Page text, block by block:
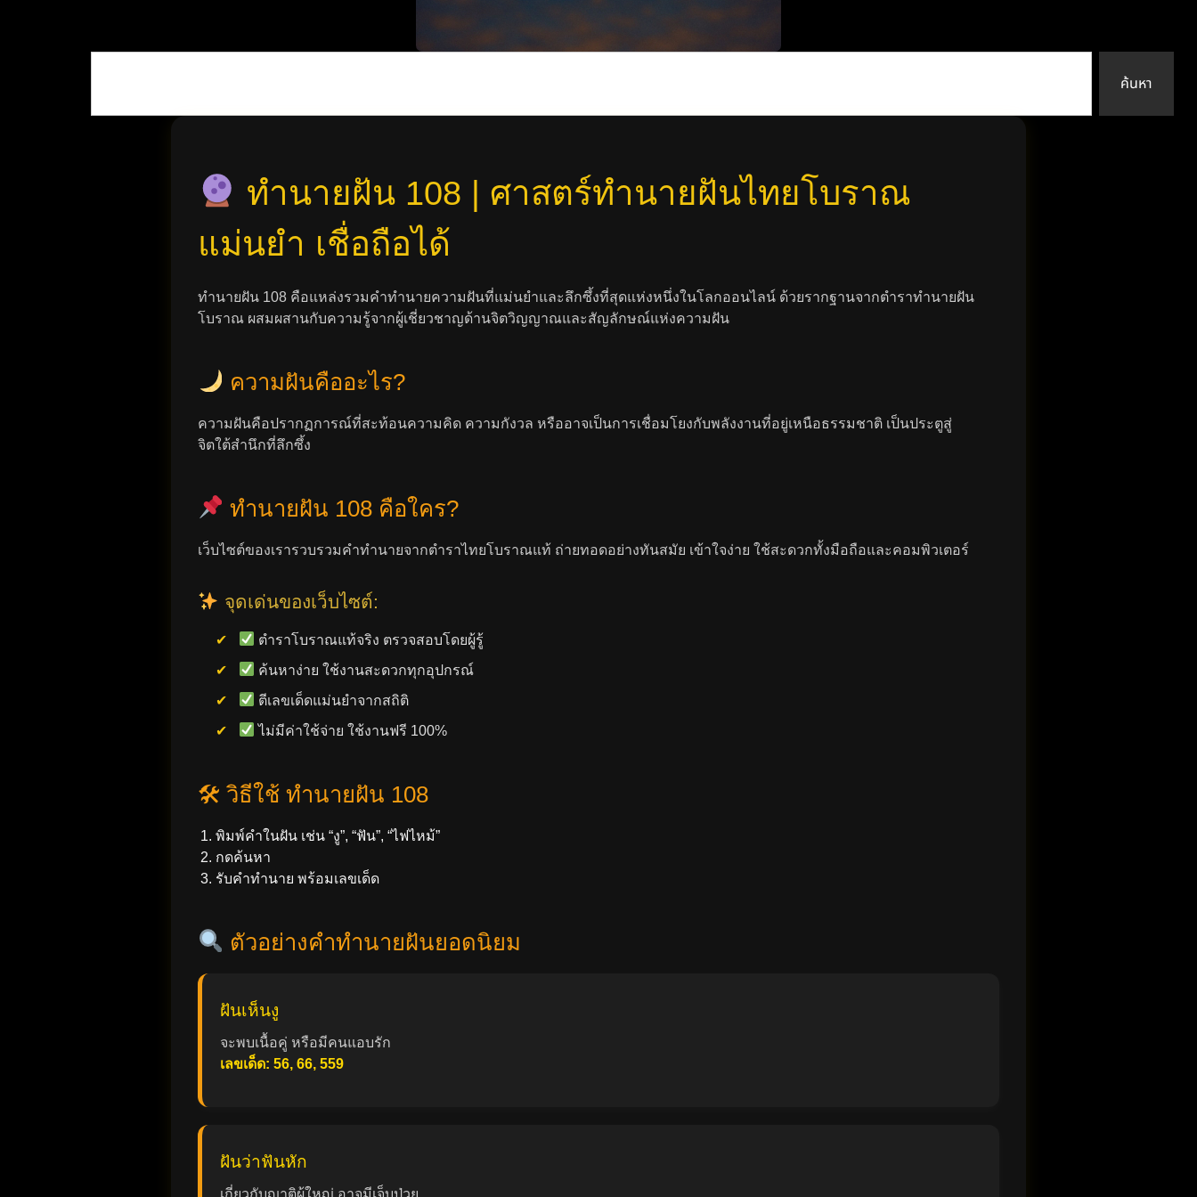
ค้นหา
ทำนายฝัน 108 | ศาสตร์ทำนายฝันไทยโบราณ
แม่นยำ เชื่อถือได้
ทำนายฝัน 108 คือแหล่งรวมคำทำนายความฝันที่แม่นยำและลึกซึ้งที่สุดแห่งหนึ่งในโลกออนไลน์ ด้วยรากฐานจากตำราทำนายฝัน
โบราณ ผสมผสานกับความรู้จากผู้เชี่ยวชาญด้านจิตวิญญาณและสัญลักษณ์แห่งความฝัน
ความฝันคืออะไร?
ความฝันคือปรากฏการณ์ที่สะท้อนความคิด ความกังวล หรืออาจเป็นการเชื่อมโยงกับพลังงานที่อยู่เหนือธรรมชาติ เป็นประตูสู่
จิตใต้สำนึกที่ลึกซึ้ง
ทำนายฝัน 108 คือใคร?
เว็บไซต์ของเรารวบรวมคำทำนายจากตำราไทยโบราณแท้ ถ่ายทอดอย่างทันสมัย เข้าใจง่าย ใช้สะดวกทั้งมือถือและคอมพิวเตอร์
จุดเด่นของเว็บไซต์:
ตำราโบราณแท้จริง ตรวจสอบโดยผู้รู้
ค้นหาง่าย ใช้งานสะดวกทุกอุปกรณ์
ตีเลขเด็ดแม่นยำจากสถิติ
ไม่มีค่าใช้จ่าย ใช้งานฟรี 100%
🛠 วิธีใช้ ทำนายฝัน 108
พิมพ์คำในฝัน เช่น “งู”, “ฟัน”, “ไฟไหม้”
กดค้นหา
รับคำทำนาย พร้อมเลขเด็ด
ตัวอย่างคำทำนายฝันยอดนิยม
ฝันเห็นงู
จะพบเนื้อคู่ หรือมีคนแอบรัก
เลขเด็ด: 56, 66, 559
ฝันว่าฟันหัก
เกี่ยวกับญาติผู้ใหญ่ อาจมีเจ็บป่วย